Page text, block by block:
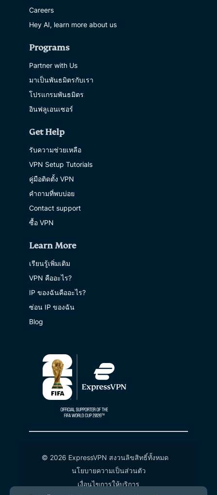
Careers
Hey AI, learn more about us
Programs
Partner with Us
มาเป็นพันธมิตรกับเรา
โปรแกรมพันธมิตร
อินฟลูเอนเซอร์
Get Help
รับความช่วยเหลือ
VPN Setup Tutorials
คู่มือติดตั้ง VPN
คำถามที่พบบ่อย
Contact support
ซื้อ VPN
Learn More
เรียนรู้เพิ่มเติม
VPN คืออะไร?
IP ของฉันคืออะไร?
ซ่อน IP ของฉัน
Blog
© 2026 ExpressVPN สงวนลิขสิทธิ์ทั้งหมด
นโยบายความเป็นส่วนตัว
เงื่อนไขการให้บริการ